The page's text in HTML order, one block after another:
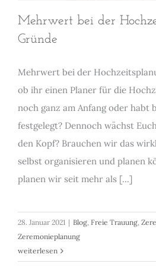
Mehrwert bei der
Gründe
Mehrwert bei der
ob ihr einen Planer für die
noch ganz am Anfang oder habt
festgelegt? Dennoch wächst
den Kopf? Brauchen wir das
selbst organisieren und planen
planen wir seit mehr als [...]
28. Januar 2021 | Blog, Freie Trauung,
Zeremonieplanung
weiterlesen